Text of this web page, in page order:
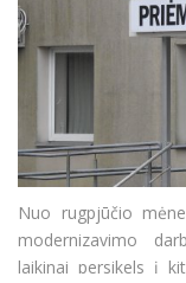
Nuo rugpjūčio
modernizavimo
laikinai persikels į